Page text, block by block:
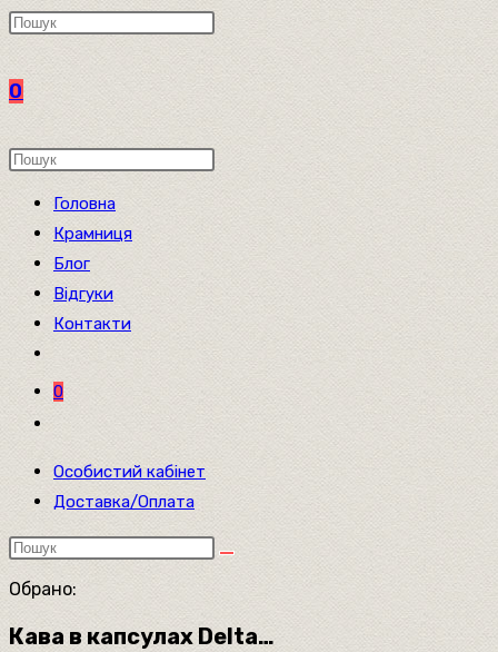
ПОШУК
НА
ВЕБ-
САЙТІ
0
Пошук
сайтіГоловна
Крамниця
Блог
Відгуки
Контакти
0
на
веб-
сайті
Особистий кабінет
Доставка/Оплата
Обрано:
Кава в капсулах Delta…